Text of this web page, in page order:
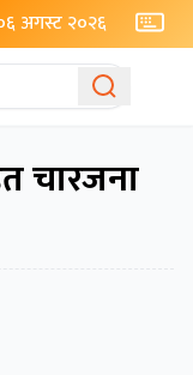
अगस्ट २०२६
चारजना